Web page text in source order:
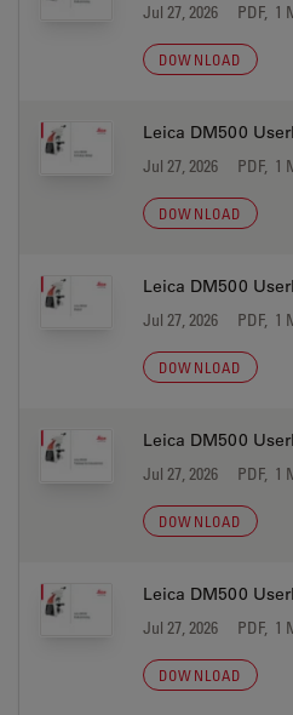
Jul 27, 2026 PDF, 1
DOWNLOAD
Leica DM500
Jul 27, 2026 PDF, 1
DOWNLOAD
Leica DM500
Jul 27, 2026 PDF, 1
DOWNLOAD
Leica DM500
Jul 27, 2026 PDF, 1
DOWNLOAD
Leica DM500
Jul 27, 2026 PDF, 1
DOWNLOAD